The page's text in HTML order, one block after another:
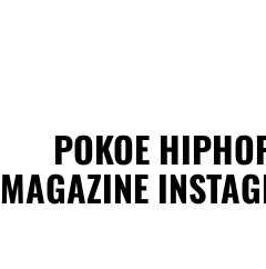
POKOE
MAGAZINE